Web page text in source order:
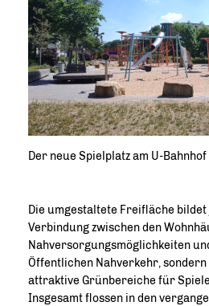
Der neue Spielplatz am U-
Die umgestaltete Freifläche
Verbindung zwischen den
Nahversorgungsmöglichkeiten
Öffentlichen Nahverkehr,
attraktive Grünbereiche für
Insgesamt flossen in den